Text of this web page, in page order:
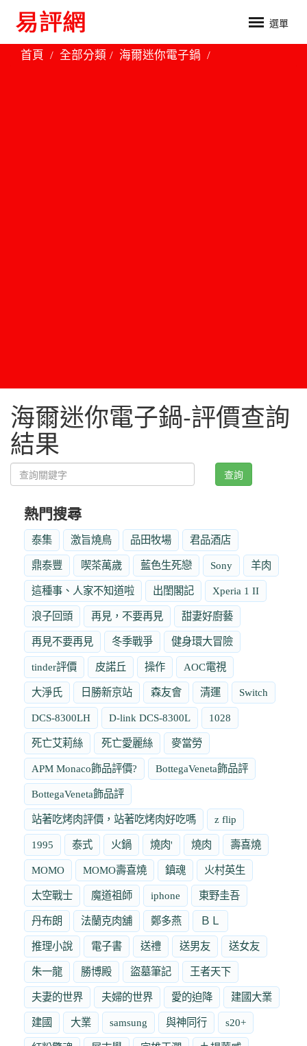
選單
首頁 全部分類 海爾迷你電子鍋
海爾迷你電子鍋-評價查詢
結果
查詢
熱門搜尋
泰集 激旨燒鳥 品田牧場 君品酒店
鼎泰豐 喫茶萬歲 藍色生死戀 Sony 羊肉
這種事、人家不知道啦 出閨閣記 Xperia 1 II
浪子回頭 再見，不要再見 甜妻好廚藝
再見不要再見 冬季戰爭 健身環大冒險
tinder評價 皮諾丘 操作 AOC電視
大淨氏 日勝新京站 森友會 清運 Switch
DCS-8300LH D-link DCS-8300L 1028
死亡艾莉絲 死亡愛麗絲 麥當勞
APM Monaco飾品評價? BottegaVeneta飾品評
BottegaVeneta飾品評
站著吃烤肉評價，站著吃烤肉好吃嗎 z flip
1995 泰式 火鍋 燒肉' 燒肉 壽喜燒
MOMO MOMO壽喜燒 鎮魂 火村英生
太空戰士 魔道祖師 iphone 東野圭吾
丹布朗 法蘭克肉舖 鄭多燕 ＢＬ
推理小說 電子書 送禮 送男友 送女友
朱一龍 勝博殿 盜墓筆記 王者天下
夫妻的世界 夫婦的世界 愛的迫降 建國大業
建國 大業 samsung 與神同行 s20+